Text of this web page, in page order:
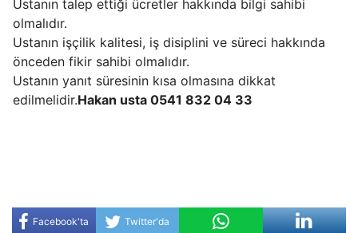
Ustanın talep ettiği ücretler hakkında bilgi sahibi
olmalıdır.
Ustanın işçilik kalitesi, iş disiplini ve süreci hakkında
önceden fikir sahibi olmalıdır.
Ustanın yanıt süresinin kısa olmasına dikkat
edilmelidir.Hakan usta 0541 832 04 33
Facebook'ta
Twitter'da